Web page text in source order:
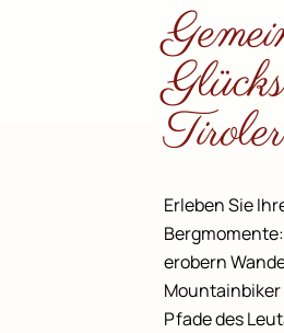
Erleben Sie
erobern
Pfade des